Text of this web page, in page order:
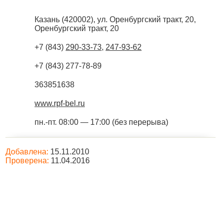
Казань (420002), ул. Оренбургский тракт, 20,
Оренбургский тракт, 20
+7 (843) 290-33-73, 247-93-62
+7 (843) 277-78-89
363851638
www.rpf-bel.ru
пн.-пт. 08:00 — 17:00 (без перерыва)
Добавлена: 15.11.2010
Проверена: 11.04.2016